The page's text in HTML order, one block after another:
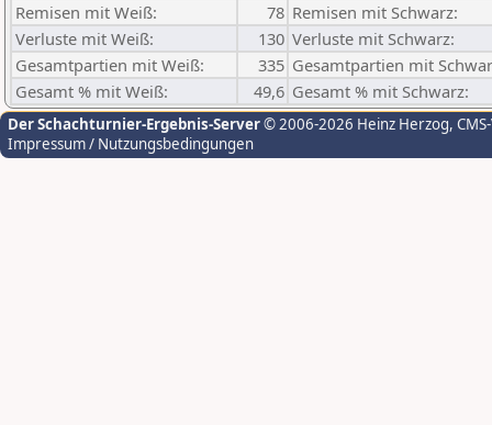
Remisen mit Weiß:
78 Remisen mit Schwarz:
Verluste mit Weiß:
130 Verluste mit Schwarz:
Gesamtpartien mit Weiß:
335 Gesamtpartien mit
Gesamt % mit Weiß:
49,6 Gesamt % mit Schwarz:
Der Schachturnier-Ergebnis-Server© 2006-2026 Heinz Herzog,
Impressum / Nutzungsbedingungen